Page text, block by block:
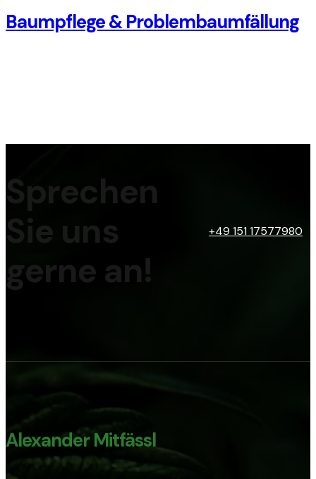
Baumpflege & Problembaumfällung
Sprechen
Sie uns
gerne an!
+49 151 17577980
Alexander Mitfässl